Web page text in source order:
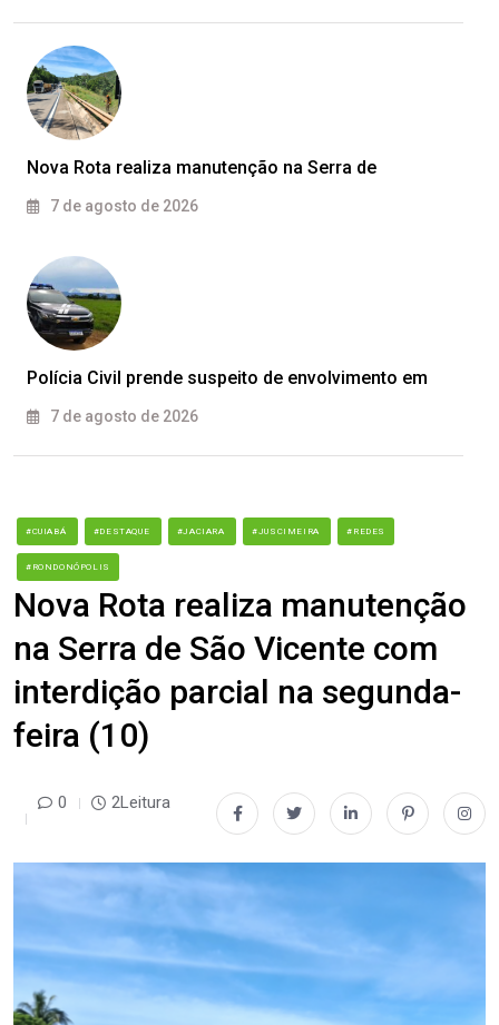
Nova Rota realiza manutenção na Serra de
7 de agosto de 2026
Polícia Civil prende suspeito de envolvimento em
7 de agosto de 2026
#CUIABÁ #DESTAQUE #JACIARA #JUSCIMEIRA #REDES
#RONDONÓPOLIS
Nova Rota realiza manutenção
na Serra de São Vicente com
interdição parcial na segunda-
feira (10)
0 2Leitura